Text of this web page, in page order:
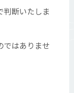
判断いたしま
ではありませ